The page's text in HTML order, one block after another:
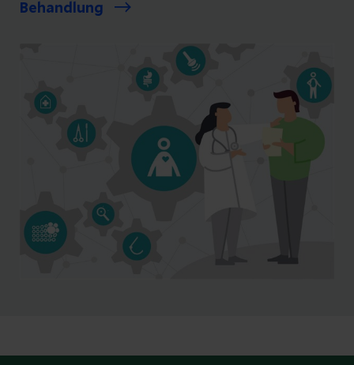
Behandlung